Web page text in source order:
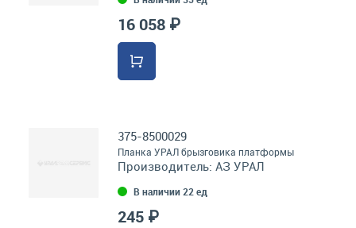
16 058 ₽
375-8500029
Планка УРАЛ брызговика платформы
Производитель: АЗ УРАЛ
В наличии 22 ед
245 ₽